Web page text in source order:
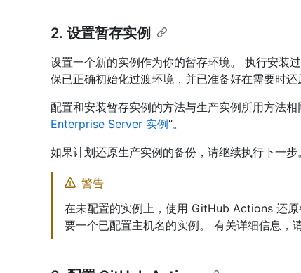
2. 设置暂存实例
设置一个新的实例作为你的暂存环境。 执行安装
保已正确初始化过渡环境，并已准备好在需要时还
配置和安装暂存实例的方法与生产实例所用方法
Enterprise Server 实例”。
如果计划还原生产实例的备份，请继续执行下一
警告
在未配置的实例上，使用 GitHub Actions 还
要一个已配置主机名的实例。 有关详细信息，